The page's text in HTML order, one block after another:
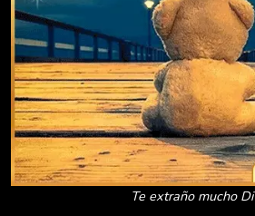
Te extraño mucho